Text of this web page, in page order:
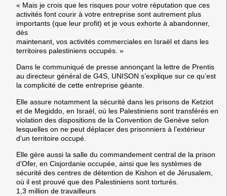
« Mais je crois que les risques pour votre réputation que ces
activités font courir à votre entreprise sont autrement plus
importants (que leur profit) et je vous exhorte à abandonner,
dès
maintenant, vos activités commerciales en Israël et dans les
territoires palestiniens occupés. »
Dans le communiqué de presse annonçant la lettre de Prentis
au directeur général de G4S, UNISON s’explique sur ce qu’est
la complicité de cette entreprise géante.
Elle assure notamment la sécurité dans les prisons de Ketziot
et de Megiddo, en Israël, où les Palestiniens sont transférés en
violation des dispositions de la Convention de Genève selon
lesquelles on ne peut déplacer des prisonniers à l’extérieur
d’un territoire occupé.
Elle gère aussi la salle du commandement central de la prison
d’Ofer, en Cisjordanie occupée, ainsi que les systèmes de
sécurité des centres de détention de Kishon et de Jérusalem,
où il est prouvé que des Palestiniens sont torturés.
1,3 million de travailleurs